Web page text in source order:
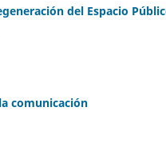
del Espacio
comunicación